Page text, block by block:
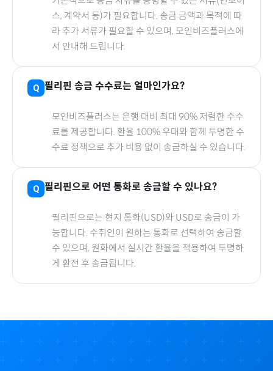
스, 계약서 등)가 필요합니다. 송금 금액과 목적에 따
라 추가 서류가 필요할 수 있으며, 모인비즈플러스에
서 안내해 드립니다.
필리핀 송금 수수료는 얼마인가요?
모인비즈플러스는 은행 대비 최대 90% 저렴한 수수
료를 제공합니다. 환율 100% 우대와 함께 투명한 수
수료 정책으로 추가 비용 없이 송금하실 수 있습니다.
필리핀으로 어떤 통화로 송금할 수 있나요?
필리핀으로는 현지 통화(USD)와 USD로 송금이 가
능합니다. 수취인이 원하는 통화로 선택하여 송금할
수 있으며, 원화에서 실시간 환율을 적용하여 투명하
게 환전 후 송금됩니다.